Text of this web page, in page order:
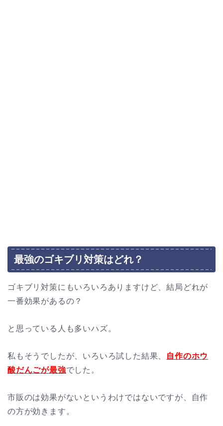
最強のゴキブリ対策はどれ？
ゴキブリ対策にもいろいろありますけど、結局どれが
一番効果があるの？
と思っている人も多いハズ。
私もそうでしたが、いろいろ試した結果、
自作のホウ
酸だんごが最強でした。
市販のは効果がないというわけではないですが、自作
の方が効きます。